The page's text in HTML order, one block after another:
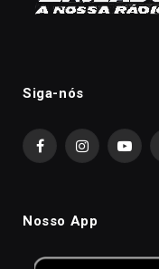
Siga-nós
FacebookInstagram
Nosso App